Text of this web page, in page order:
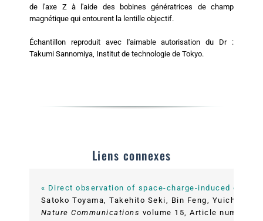
de l'axe Z à l'aide des bobines génératrices de champ
magnétique qui entourent la lentille objectif.
Échantillon reproduit avec l'aimable autorisation du Dr :
Takumi Sannomiya, Institut de technologie de Tokyo.
Liens connexes
« Direct observation of space-charge-induced
Satoko Toyama, Takehito Seki, Bin Feng, Yuichi
Nature Communications volume 15, Article number: